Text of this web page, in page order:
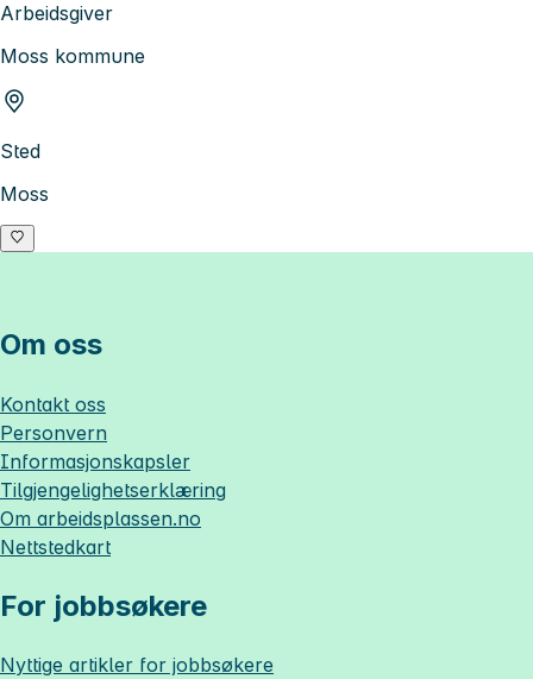
Arbeidsgiver
Moss kommune
Sted
Moss
Om oss
Kontakt oss
Personvern
Informasjonskapsler
Tilgjengelighetserklæring
Om arbeidsplassen.no
Nettstedkart
For jobbsøkere
Nyttige artikler for jobbsøkere